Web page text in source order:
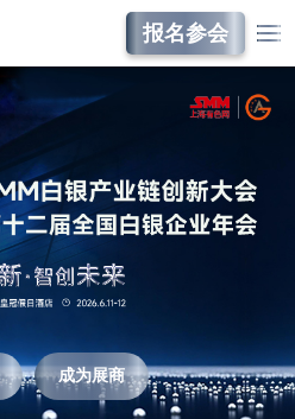
报名参会
成为展商